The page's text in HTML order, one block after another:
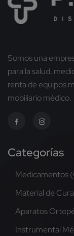
Somos una
para la salud,
renta de equipos
mobiliario médico.
Categorías
Medicamentos
Material de
Aparatos
Instrumental